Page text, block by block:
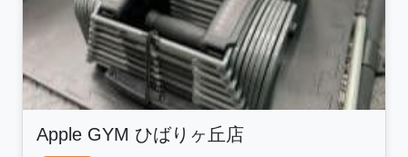
Apple GYM ひばりヶ丘店